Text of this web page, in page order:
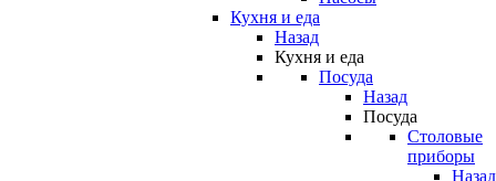
Кухня и еда
Назад
Кухня и еда
Посуда
Назад
Посуда
Столовые
приборы
Назад